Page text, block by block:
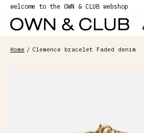
welcome to the OWN & CLUB webshop
Home / Clemence bracelet Faded denim